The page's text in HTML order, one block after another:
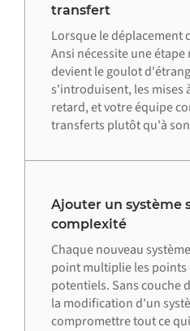
transfert
Lorsque le déplacement
Ansi nécessite une
devient le goulot
s'introduisent, les mises
retard, et votre équipe
transferts plutôt qu'à
Ajouter un système
complexité
Chaque nouveau
point multiplie les points
potentiels. Sans couche
la modification d'un
compromettre tout ce